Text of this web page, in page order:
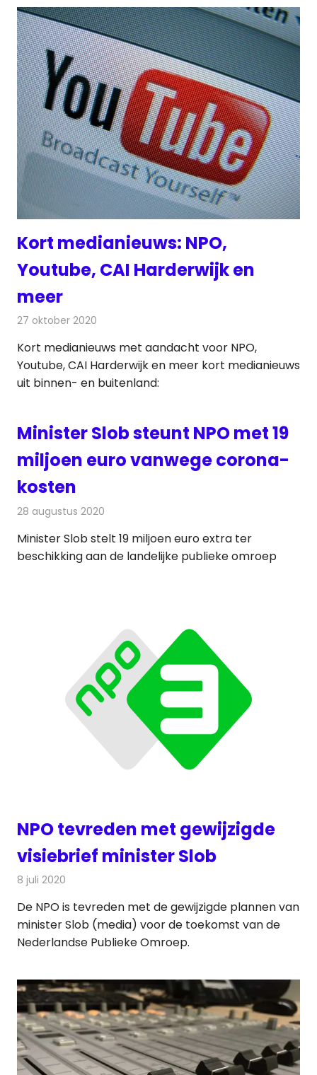
Kort medianieuws: NPO,
Youtube, CAI Harderwijk en
meer
27 oktober 2020
Kort medianieuws met aandacht voor NPO,
Youtube, CAI Harderwijk en meer kort medianieuws
uit binnen- en buitenland:
Minister Slob steunt NPO met 19
miljoen euro vanwege corona-
kosten
28 augustus 2020
Minister Slob stelt 19 miljoen euro extra ter
beschikking aan de landelijke publieke omroep
NPO tevreden met gewijzigde
visiebrief minister Slob
8 juli 2020
De NPO is tevreden met de gewijzigde plannen van
minister Slob (media) voor de toekomst van de
Nederlandse Publieke Omroep.